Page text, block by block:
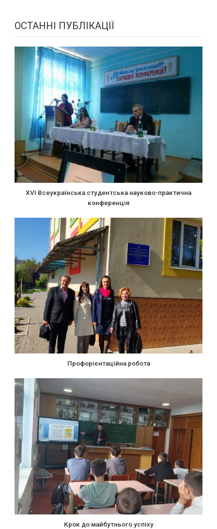
ОСТАННІ ПУБЛІКАЦІЇ
XVI Всеукраїнська студентська науково-практична
конференція
Профорієнтаційна робота
Крок до майбутнього успіху